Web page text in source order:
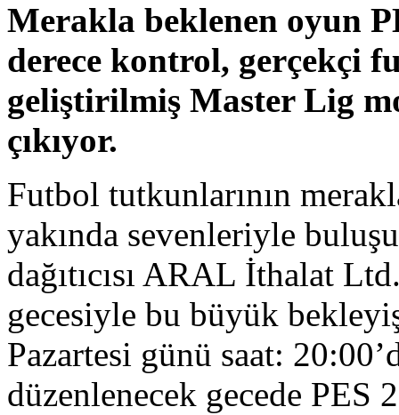
Merakla beklenen oyun
derece kontrol, gerçekçi
geliştirilmiş Master Lig
çıkıyor.
Futbol tutkunlarının
yakında sevenleriyle
dağıtıcısı ARAL İthalat
gecesiyle bu büyük
Pazartesi günü saat:
düzenlenecek gecede PES